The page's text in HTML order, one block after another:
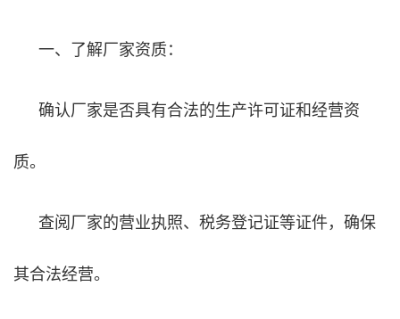
一、了解厂家资质：
确认厂家是否具有合法的生产许可证和经营资
质。
查阅厂家的营业执照、税务登记证等证件，确保
其合法经营。